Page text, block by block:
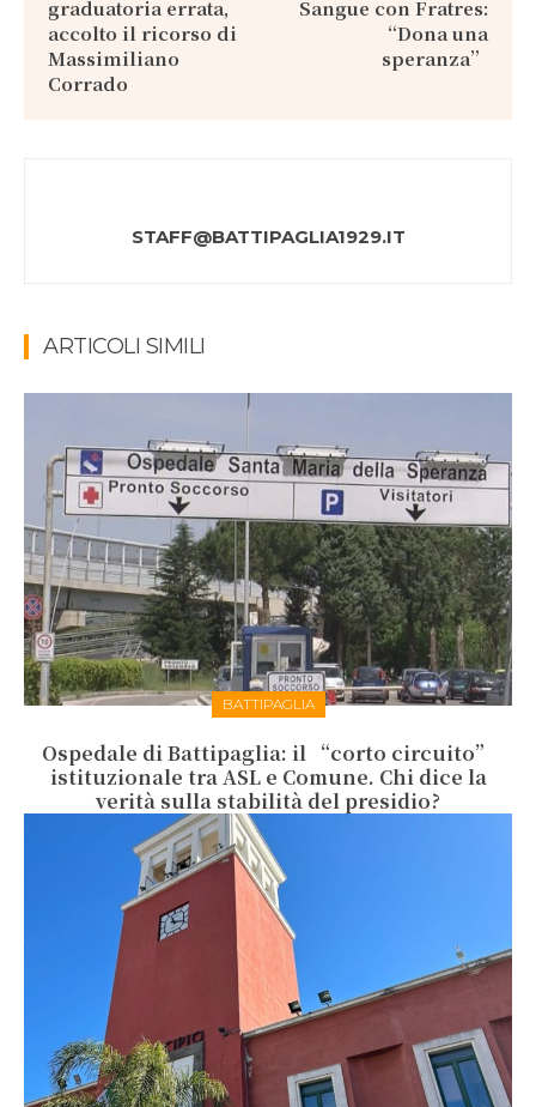
graduatoria errata,
accolto il ricorso di
Massimiliano
Corrado
Sangue con Fratres:
“Dona una
speranza”
STAFF@BATTIPAGLIA1929.IT
ARTICOLI SIMILI
BATTIPAGLIA
Ospedale di Battipaglia: il “corto circuito”
istituzionale tra ASL e Comune. Chi dice la
verità sulla stabilità del presidio?